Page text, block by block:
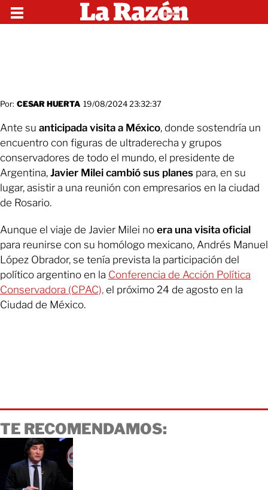
Por: CESAR HUERTA 19/08/2024 23:32:37
Ante su anticipada visita a México, donde sostendría un
encuentro con figuras de ultraderecha y grupos
conservadores de todo el mundo, el presidente de
Argentina, Javier Milei cambió sus planes para, en su
lugar, asistir a una reunión con empresarios en la ciudad
de Rosario.
Aunque el viaje de Javier Milei no era una visita oficial
para reunirse con su homólogo mexicano, Andrés Manuel
López Obrador, se tenía prevista la participación del
político argentino en la Conferencia de Acción Política
Conservadora (CPAC), el próximo 24 de agosto en la
Ciudad de México.
TE RECOMENDAMOS: